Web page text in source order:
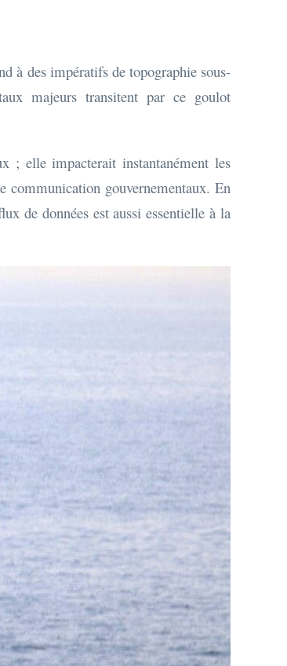
à des impératifs de topographie sous-
majeurs transitent par ce goulot
; elle impacterait instantanément les
communication gouvernementaux. En
de données est aussi essentielle à la